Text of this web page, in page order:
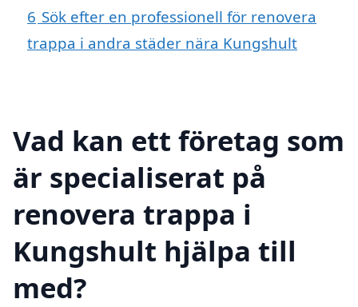
6 Sök efter en professionell för renovera
trappa i andra städer nära Kungshult
Vad kan ett företag som
är specialiserat på
renovera trappa i
Kungshult hjälpa till
med?